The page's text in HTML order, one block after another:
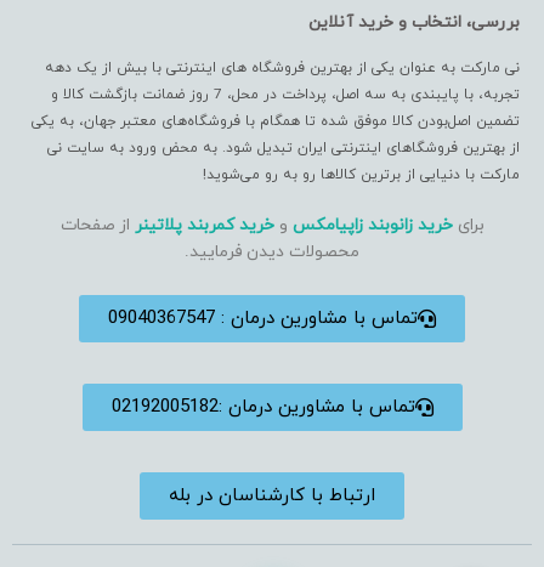
بررسی، انتخاب و خرید آنلاین
نی مارکت به عنوان یکی از بهترین فروشگاه های اینترنتی با بیش از یک دهه
تجربه، با پایبندی به سه اصل، پرداخت در محل، 7 روز ضمانت بازگشت کالا و
تضمین اصل‌بودن کالا موفق شده تا همگام با فروشگاه‌های معتبر جهان، به یکی
از بهترین فروشگاهای اینترنتی ایران تبدیل شود. به محض ورود به سایت نی
مارکت با دنیایی از برترین کالاها رو به رو می‌شوید!
برایخرید زانوبند زاپیامکس وخرید کمربند پلاتینر از صفحات
محصولات دیدن فرمایید.
تماس با مشاورین درمان : 09040367547
تماس با مشاورین درمان :02192005182
ارتباط با کارشناسان در بله